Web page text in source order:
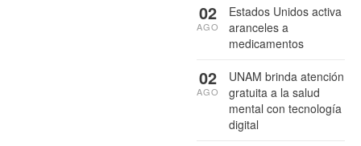
Estados Unidos activa
aranceles a
medicamentos
02
AGO
UNAM brinda atención
gratuita a la salud
mental con tecnología
digital
02
AGO